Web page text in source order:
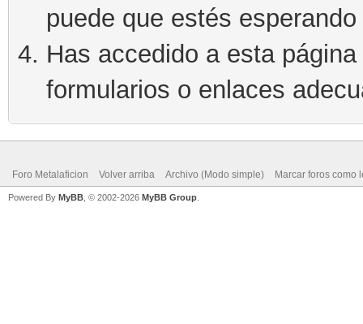
puede que estés
Has accedido a esta
formularios o enlaces
Foro Metalaficion Volver arriba Archivo (Modo simple) Marcar foros como
Powered By MyBB , © 2002-2026 MyBB Group